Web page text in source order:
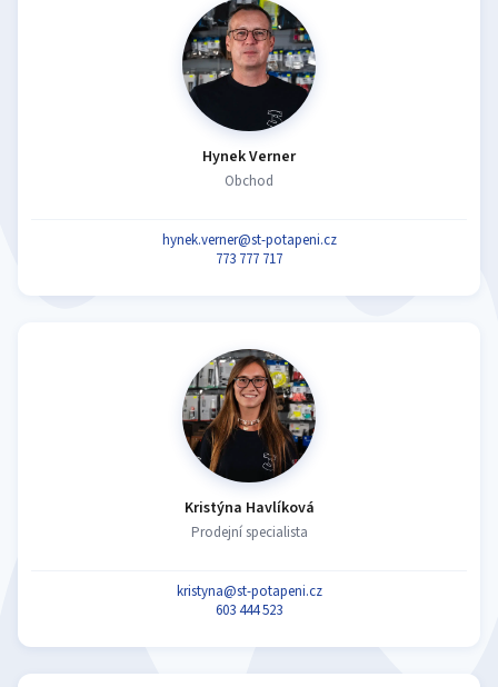
Hynek Verner
Obchod
hynek.verner@st-potapeni.cz
773 777 717
Kristýna Havlíková
Prodejní specialista
kristyna@st-potapeni.cz
603 444 523